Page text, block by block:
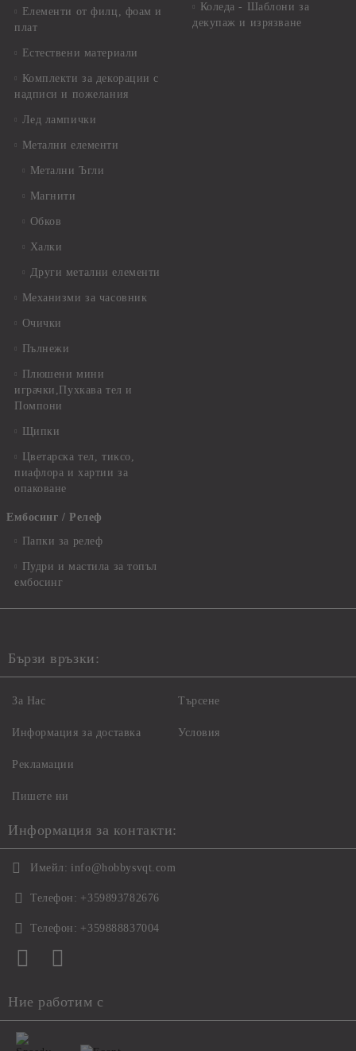
Елементи от филц, фоам и
плат
Естествени материали
Комплекти за декорации с
надписи и пожелания
Лед лампички
Метални елементи
Метални Ъгли
Магнити
Обков
Халки
Други метални елементи
Механизми за часовник
Очички
Пълнежи
Плюшени мини
играчки,Пухкава тел и
Помпони
Щипки
Цветарска тел, тиксо,
пиафлора и хартии за
опаковане
Ембосинг / Релеф
Папки за релеф
Пудри и мастила за топъл
ембосинг
Коледа - Шаблони за
декупаж и изрязване
Бързи връзки:
За Нас
Информация за доставка
Рекламации
Пишете ни
Търсене
Условия
Информация за контакти:
Имейл: info@hobbysvqt.com
Телефон: +359893782676
Телефон: +359888837004
Ние работим с